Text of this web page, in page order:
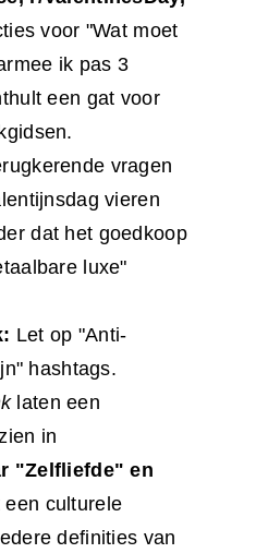
voor "Wat moet
ik pas 3
een gat voor
vragen
vieren
dat het goedkoop
luxe"
Let op "Anti-
hashtags.
laten een
in
"Zelfliefde" en
een culturele
definities van